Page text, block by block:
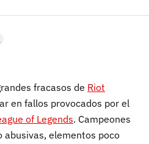
fracasos de Riot
en fallos provocados por el
of Legends. Campeones
abusivas, elementos poco